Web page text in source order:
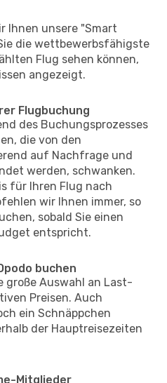
Ihnen unsere "Smart
die wettbewerbsfähigste
Flug sehen können,
angezeigt.
Flugbuchung
des Buchungsprozesses
die von den
auf Nachfrage und
werden, schwanken.
für Ihren Flug nach
wir Ihnen immer, so
sobald Sie einen
entspricht.
buchen
große Auswahl an Last-
Preisen. Auch
ein Schnäppchen
der Hauptreisezeiten
Mitglieder